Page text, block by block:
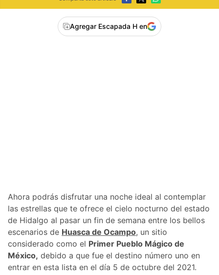
Agregar Escapada H en
Ahora podrás disfrutar una noche ideal al contemplar
las estrellas que te ofrece el cielo nocturno del estado
de Hidalgo al pasar un fin de semana entre los bellos
escenarios de Huasca de Ocampo, un sitio
considerado como el Primer Pueblo Mágico de
México, debido a que fue el destino número uno en
entrar en esta lista en el día 5 de octubre del 2021.